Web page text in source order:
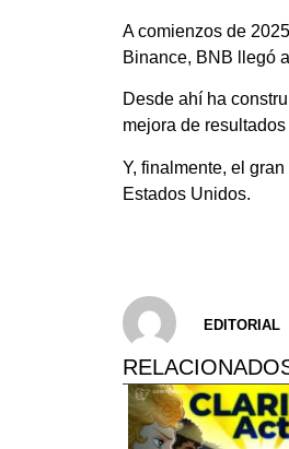
A comienzos de
Binance, BNB llegó
Desde ahí ha
mejora de
Y, finalmente, el
Estados Unidos.
EDITORIAL